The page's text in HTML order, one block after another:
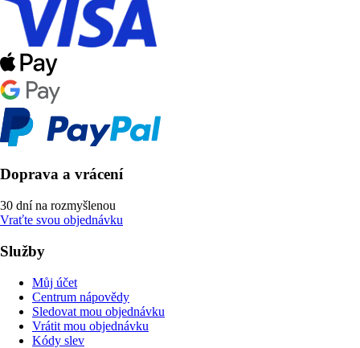
Doprava a vrácení
30 dní na rozmyšlenou
Vraťte svou objednávku
Služby
Můj účet
Centrum nápovědy
Sledovat mou objednávku
Vrátit mou objednávku
Kódy slev